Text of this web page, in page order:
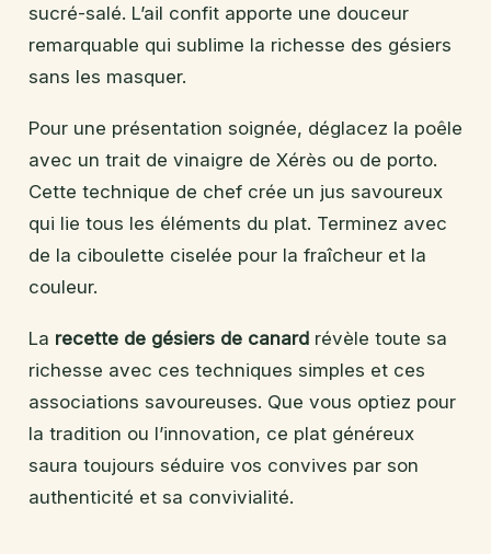
sucré-salé. L’ail confit apporte une douceur
remarquable qui sublime la richesse des gésiers
sans les masquer.
Pour une présentation soignée, déglacez la poêle
avec un trait de vinaigre de Xérès ou de porto.
Cette technique de chef crée un jus savoureux
qui lie tous les éléments du plat. Terminez avec
de la ciboulette ciselée pour la fraîcheur et la
couleur.
La recette de gésiers de canard révèle toute sa
richesse avec ces techniques simples et ces
associations savoureuses. Que vous optiez pour
la tradition ou l’innovation, ce plat généreux
saura toujours séduire vos convives par son
authenticité et sa convivialité.